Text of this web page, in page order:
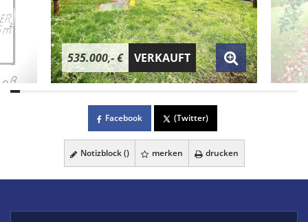
535.000,- € VERKAUFT
Facebook (Twitter)
Notizblock () merken drucken